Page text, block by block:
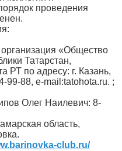
проведения
«Общество
Татарстан,
РТ по адресу: г. Казань,
99-88, е-mail:tatohota.ru. ;
Олег Наилевич: 8-
область,
club.ru/